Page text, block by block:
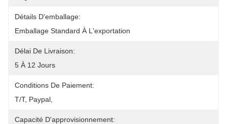
Détails D'emballage:
Emballage Standard À L'exportation
Délai De Livraison:
5 À 12 Jours
Conditions De Paiement:
T/T, Paypal,
Capacité D'approvisionnement: